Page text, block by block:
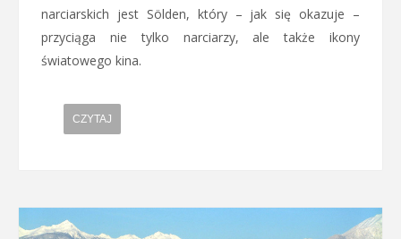
narciarskich jest Sölden, który – jak się okazuje –
przyciąga nie tylko narciarzy, ale także ikony
światowego kina.
CZYTAJ